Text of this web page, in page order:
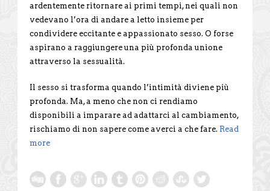
ardentemente ritornare ai primi tempi, nei quali non
vedevano l’ora di andare a letto insieme per
condividere eccitante e appassionato sesso. O forse
aspirano a raggiungere una più profonda unione
attraverso la sessualità.
Il sesso si trasforma quando l’intimità diviene più
profonda. Ma, a meno che non ci rendiamo
disponibili a imparare ad adattarci al cambiamento,
rischiamo di non sapere come averci a che fare. Read
more